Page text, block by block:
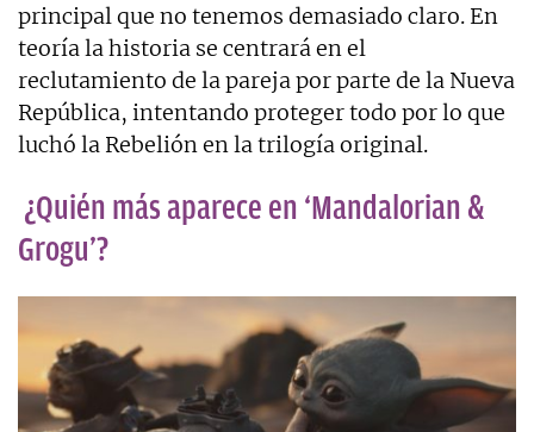
principal que no tenemos demasiado claro. En
teoría la historia se centrará en el
reclutamiento de la pareja por parte de la Nueva
República, intentando proteger todo por lo que
luchó la Rebelión en la trilogía original.
¿Quién más aparece en ‘Mandalorian &
Grogu’?